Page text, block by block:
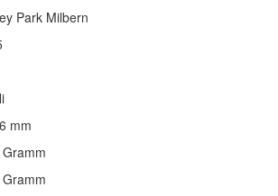
Park Milbern
mm